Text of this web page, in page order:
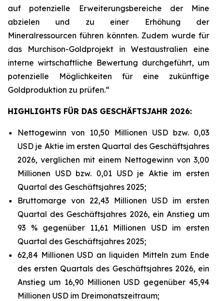
auf potenzielle Erweiterungsbereiche der Mine
abzielen und zu einer Erhöhung der
Mineralressourcen führen könnten. Zudem wurde für
das Murchison-Goldprojekt in Westaustralien eine
interne wirtschaftliche Bewertung durchgeführt, um
potenzielle Möglichkeiten für eine zukünftige
Goldproduktion zu prüfen.“
HIGHLIGHTS FÜR DAS GESCHÄFTSJAHR 2026:
Nettogewinn von 10,50 Millionen USD bzw. 0,03
USD je Aktie im ersten Quartal des Geschäftsjahres
2026, verglichen mit einem Nettogewinn von 3,00
Millionen USD bzw. 0,01 USD je Aktie im ersten
Quartal des Geschäftsjahres 2025;
Bruttomarge von 22,43 Millionen USD im ersten
Quartal des Geschäftsjahres 2026, ein Anstieg um
93 % gegenüber 11,61 Millionen USD im ersten
Quartal des Geschäftsjahres 2025;
62,84 Millionen USD an liquiden Mitteln zum Ende
des ersten Quartals des Geschäftsjahres 2026, ein
Anstieg um 16,90 Millionen USD gegenüber 45,94
Millionen USD im Dreimonatszeitraum;